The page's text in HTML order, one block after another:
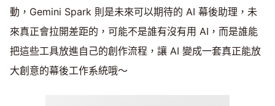
動，Gemini Spark 則是未來可以期待的 AI 幕後助理，未
來真正會拉開差距的，可能不是誰有沒有用 AI，而是誰能
把這些工具放進自己的創作流程，讓 AI 變成一套真正能放
大創意的幕後工作系統哦～